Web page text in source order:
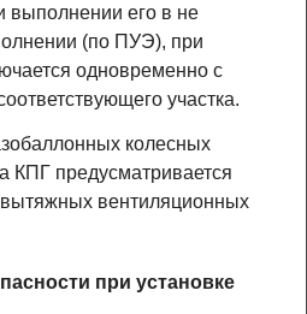
его в не
(по ПУЭ), при
одновременно с
участка.
колесных
КПГ предусматривается
вентиляционных
при установке